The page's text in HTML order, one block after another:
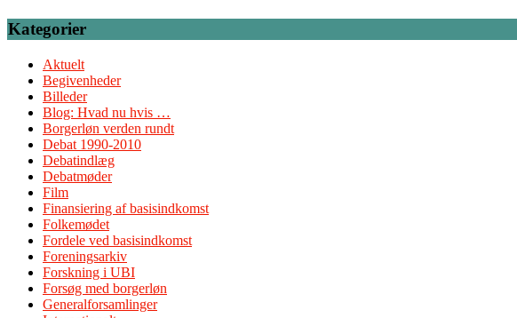
Kategorier
Aktuelt
Begivenheder
Billeder
Blog: Hvad nu hvis …
Borgerløn verden rundt
Debat 1990-2010
Debatindlæg
Debatmøder
Film
Finansiering af basisindkomst
Folkemødet
Fordele ved basisindkomst
Foreningsarkiv
Forskning i UBI
Forsøg med borgerløn
Generalforsamlinger